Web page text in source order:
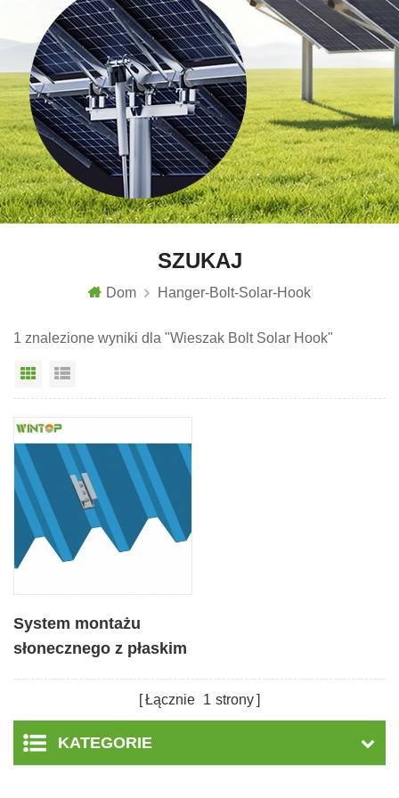
SZUKAJ
Dom Hanger-Bolt-Solar-Hook
1 znalezione wyniki dla "Wieszak Bolt Solar Hook"
Widok siatki
System montażu
słonecznego z płaskim
Łącznie 1 strony
KATEGORIE